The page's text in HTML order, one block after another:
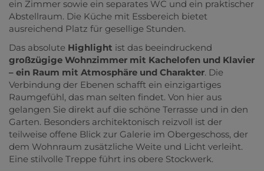
ein Zimmer sowie ein separates WC und ein praktischer
Abstellraum. Die Küche mit Essbereich bietet
ausreichend Platz für gesellige Stunden.
Das absolute Highlight ist das beeindruckend
großzügige Wohnzimmer mit Kachelofen und Klavier
– ein Raum mit Atmosphäre und Charakter. Die
Verbindung der Ebenen schafft ein einzigartiges
Raumgefühl, das man selten findet. Von hier aus
gelangen Sie direkt auf die schöne Terrasse und in den
Garten. Besonders architektonisch reizvoll ist der
teilweise offene Blick zur Galerie im Obergeschoss, der
dem Wohnraum zusätzliche Weite und Licht verleiht.
Eine stilvolle Treppe führt ins obere Stockwerk.